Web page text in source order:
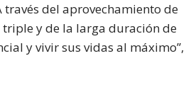
del aprovechamiento de
triple y de la larga duración de
y vivir sus vidas al máximo”,